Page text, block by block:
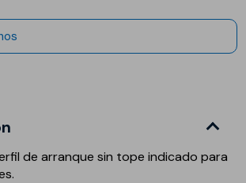
de arranque sin tope indicado para